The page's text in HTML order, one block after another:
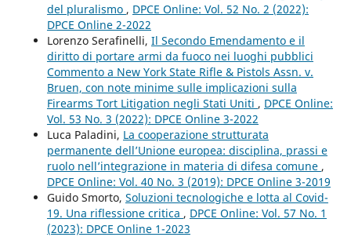
del pluralismo , DPCE Online: Vol. 52 No. 2 (2022):
DPCE Online 2-2022
Lorenzo Serafinelli, Il Secondo Emendamento e il
diritto di portare armi da fuoco nei luoghi pubblici
Commento a New York State Rifle & Pistols Assn. v.
Bruen, con note minime sulle implicazioni sulla
Firearms Tort Litigation negli Stati Uniti , DPCE Online:
Vol. 53 No. 3 (2022): DPCE Online 3-2022
Luca Paladini, La cooperazione strutturata
permanente dell’Unione europea: disciplina, prassi e
ruolo nell’integrazione in materia di difesa comune ,
DPCE Online: Vol. 40 No. 3 (2019): DPCE Online 3-2019
Guido Smorto, Soluzioni tecnologiche e lotta al Covid-
19. Una riflessione critica , DPCE Online: Vol. 57 No. 1
(2023): DPCE Online 1-2023